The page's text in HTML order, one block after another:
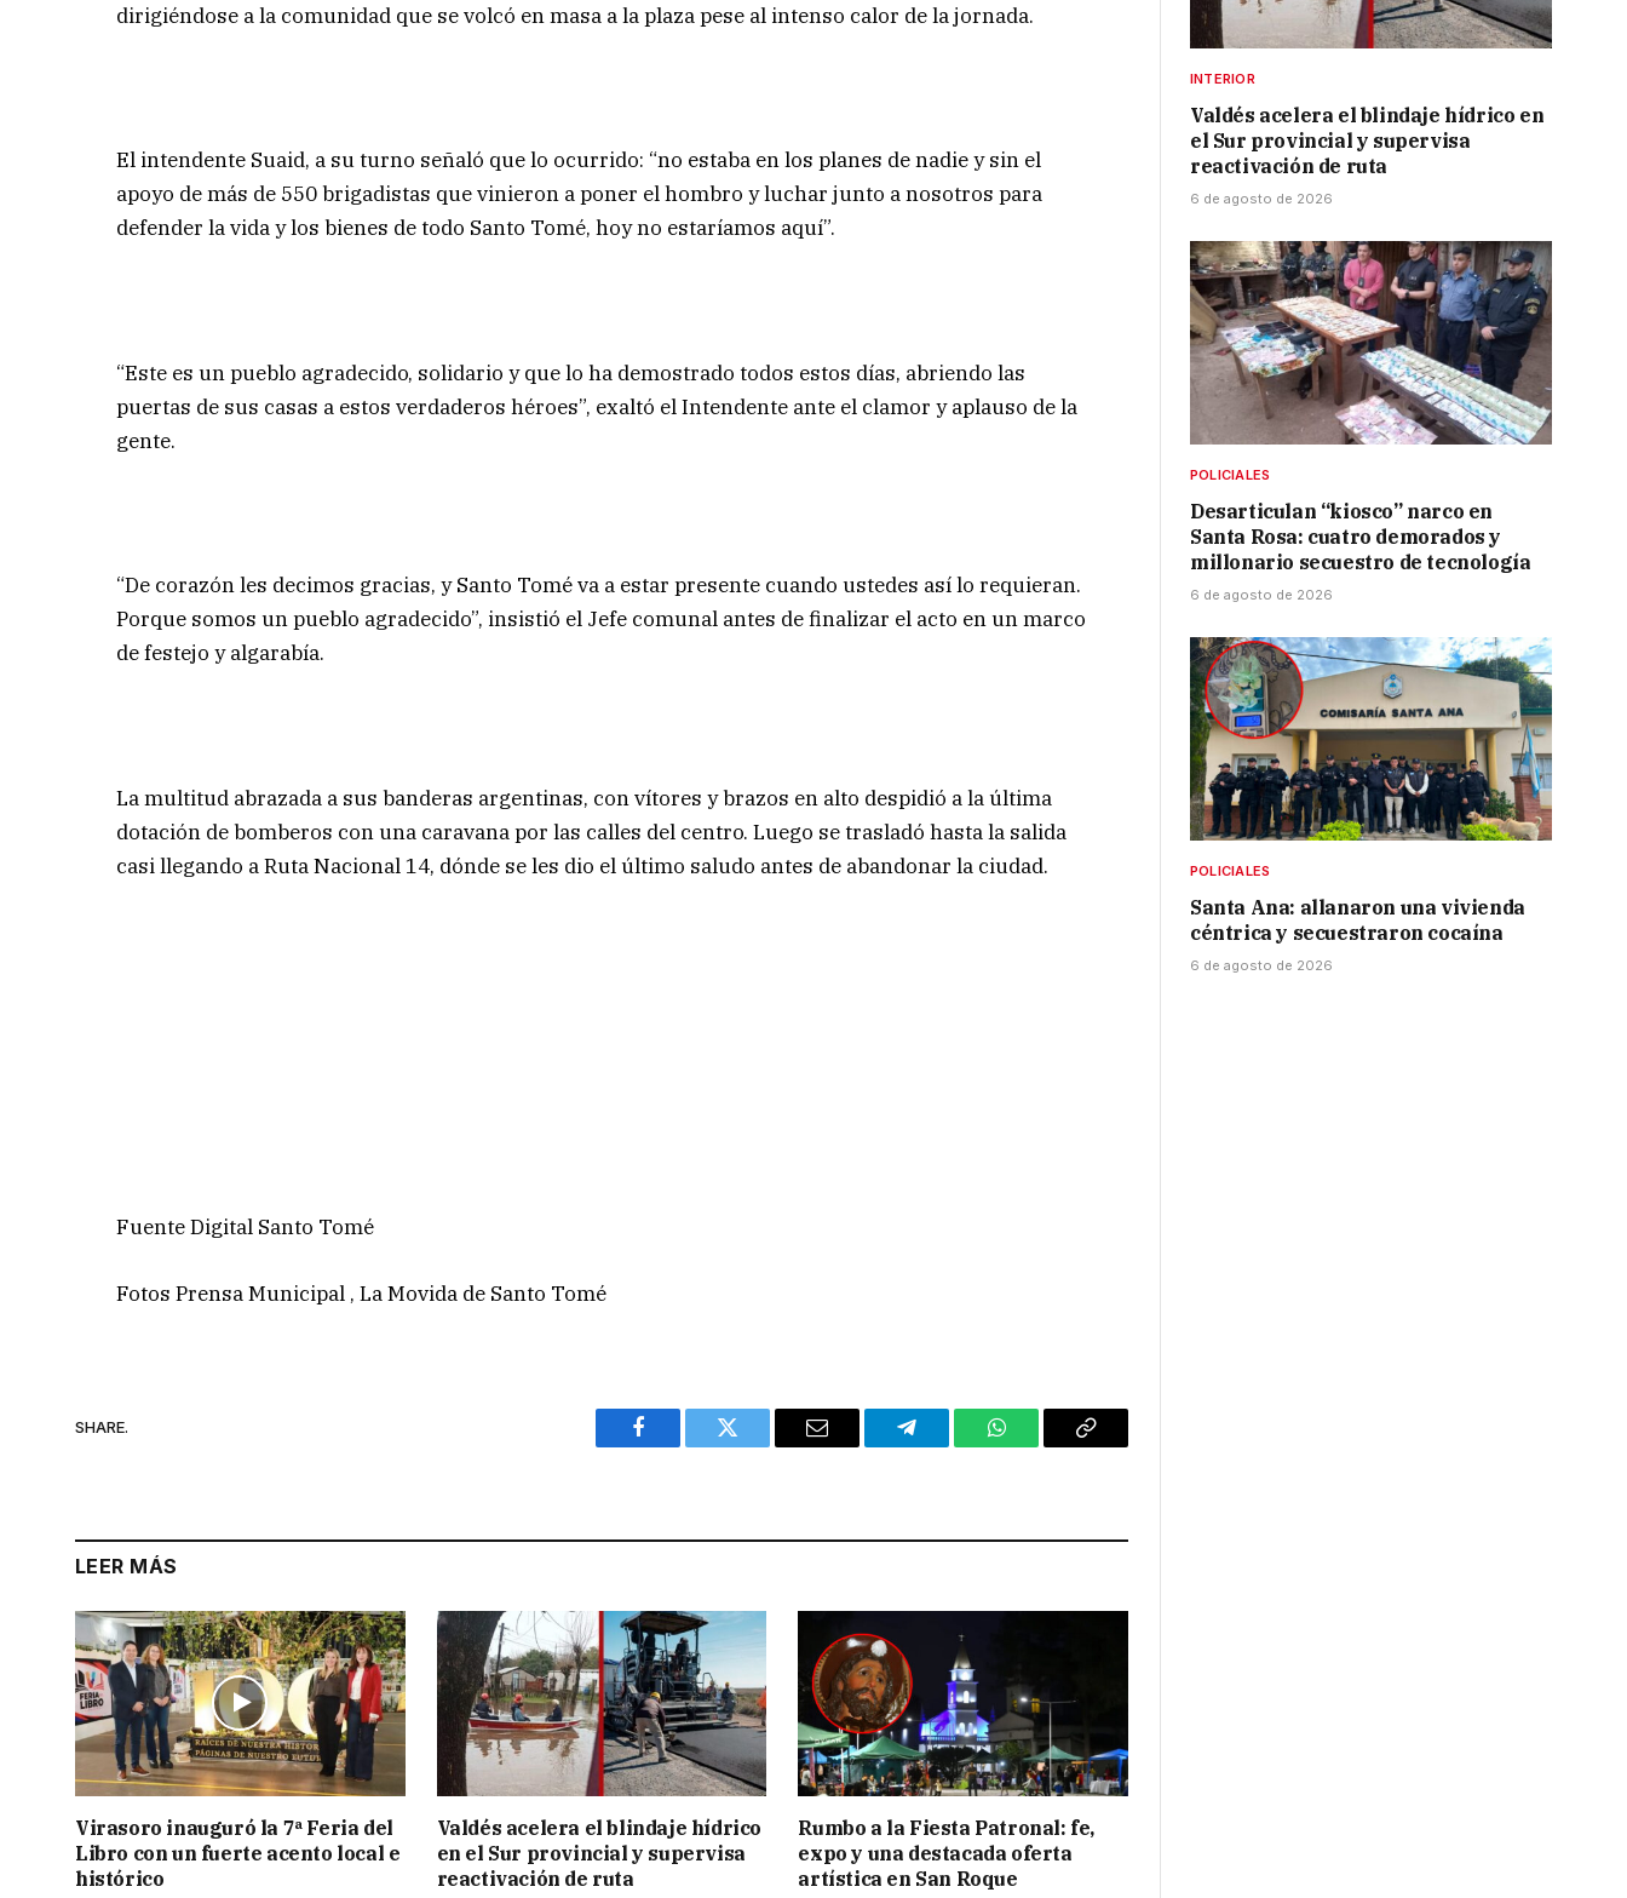
dirigiéndose a la comunidad que se volcó en masa a la plaza pese al intenso calor de la jornada.
El intendente Suaid, a su turno señaló que lo ocurrido: “no estaba en los planes de nadie y sin el
apoyo de más de 550 brigadistas que vinieron a poner el hombro y luchar junto a nosotros para
defender la vida y los bienes de todo Santo Tomé, hoy no estaríamos aquí”.
“Este es un pueblo agradecido, solidario y que lo ha demostrado todos estos días, abriendo las
puertas de sus casas a estos verdaderos héroes”, exaltó el Intendente ante el clamor y aplauso de la
gente.
“De corazón les decimos gracias, y Santo Tomé va a estar presente cuando ustedes así lo requieran.
Porque somos un pueblo agradecido”, insistió el Jefe comunal antes de finalizar el acto en un marco
de festejo y algarabía.
La multitud abrazada a sus banderas argentinas, con vítores y brazos en alto despidió a la última
dotación de bomberos con una caravana por las calles del centro. Luego se trasladó hasta la salida
casi llegando a Ruta Nacional 14, dónde se les dio el último saludo antes de abandonar la ciudad.
Fuente Digital Santo Tomé
Fotos Prensa Municipal , La Movida de Santo Tomé
SHARE.
Facebook Twitter Email Telegram WhatsAppCopy
LEER MÁS
Virasoro inauguró la 7ª Feria del
Libro con un fuerte acento local e
histórico
Valdés acelera el blindaje hídrico
en el Sur provincial y supervisa
reactivación de ruta
Rumbo a la Fiesta Patronal: fe,
expo y una destacada oferta
artística en San Roque
INTERIOR
Valdés acelera el blindaje hídrico en
el Sur provincial y supervisa
reactivación de ruta
6 de agosto de 2026
POLICIALES
Desarticulan “kiosco” narco en
Santa Rosa: cuatro demorados y
millonario secuestro de tecnología
6 de agosto de 2026
POLICIALES
Santa Ana: allanaron una vivienda
céntrica y secuestraron cocaína
6 de agosto de 2026